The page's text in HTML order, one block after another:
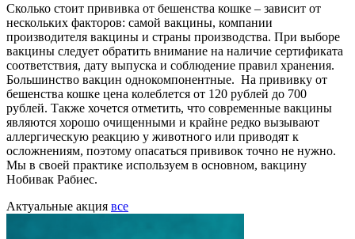
Сколько стоит прививка от бешенства кошке – зависит от
нескольких факторов: самой вакцины, компании
производителя вакцины и страны производства. При выборе
вакцины следует обратить внимание на наличие сертификата
соответствия, дату выпуска и соблюдение правил хранения.
Большинство вакцин однокомпонентные. На прививку от
бешенства кошке цена колеблется от 120 рублей до 700
рублей. Также хочется отметить, что современные вакцины
являются хорошо очищенными и крайне редко вызывают
аллергическую реакцию у животного или приводят к
осложнениям, поэтому опасаться прививок точно не нужно.
Мы в своей практике используем в основном, вакцину
Нобивак Рабиес.
Актуальные акция все